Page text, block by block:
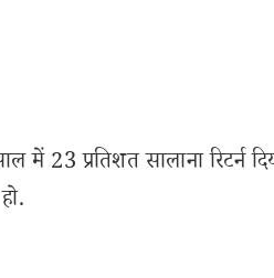
में 23 प्रतिशत सालाना